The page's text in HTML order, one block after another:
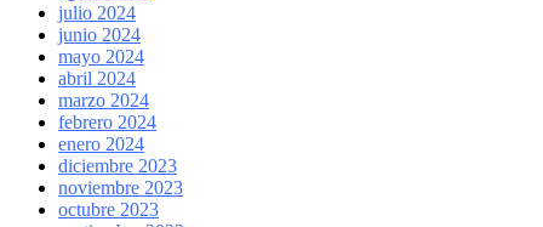
julio 2024
junio 2024
mayo 2024
abril 2024
marzo 2024
febrero 2024
enero 2024
diciembre 2023
noviembre 2023
octubre 2023